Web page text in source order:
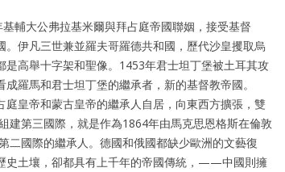
輔大公弗拉基米爾與拜占庭帝國聯姻，接受基督
伊凡三世兼並羅夫哥羅德共和國，歷代沙皇攫取烏
高舉十字架和聖像。1453年君士坦丁堡被土耳其攻
羅馬和君士坦丁堡的繼承者，新的基督教帝國。
庭皇帝和蒙古皇帝的繼承人自居，向東西方擴張，雙
建第三國際，就是作為1864年由馬克思恩格斯在倫敦
二國際的繼承人。德國和俄國都缺少歐洲的文藝復
史土壤，卻都具有上千年的帝國傳統，——中國則擁